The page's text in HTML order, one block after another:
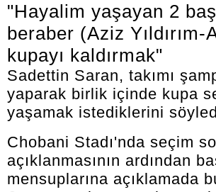
"Hayalim yaşayan 2
beraber (Aziz Yıldırım-
kupayı kaldırmak"
Sadettin Saran, takımı
yaparak birlik içinde kupa
yaşamak istediklerini
Chobani Stadı'nda seçim
açıklanmasının ardından
mensuplarına açıklamada